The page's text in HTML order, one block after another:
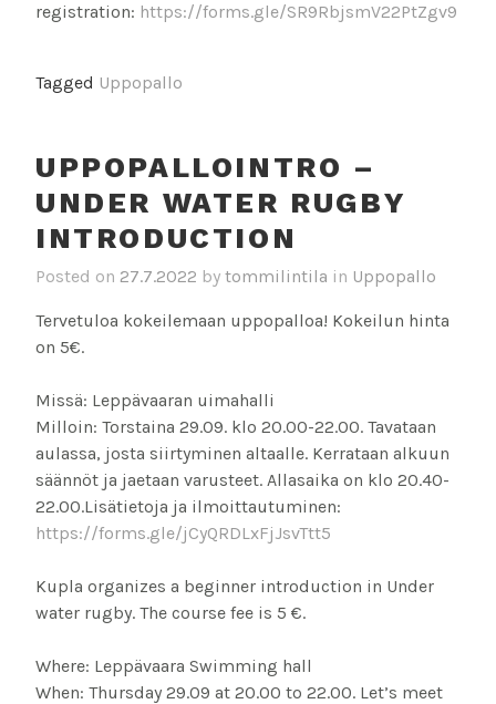
registration: https://forms.gle/SR9RbjsmV22PtZgv9
Tagged Uppopallo
UPPOPALLOINTRO –
UNDER WATER RUGBY
INTRODUCTION
Posted on 27.7.2022 by tommilintila in Uppopallo
Tervetuloa kokeilemaan uppopalloa! Kokeilun hinta
on 5€.
Missä: Leppävaaran uimahalli
Milloin: Torstaina 29.09. klo 20.00-22.00. Tavataan
aulassa, josta siirtyminen altaalle. Kerrataan alkuun
säännöt ja jaetaan varusteet. Allasaika on klo 20.40-
22.00.Lisätietoja ja ilmoittautuminen:
https://forms.gle/jCyQRDLxFjJsvTtt5
Kupla organizes a beginner introduction in Under
water rugby. The course fee is 5 €.
Where: Leppävaara Swimming hall
When: Thursday 29.09 at 20.00 to 22.00. Let’s meet